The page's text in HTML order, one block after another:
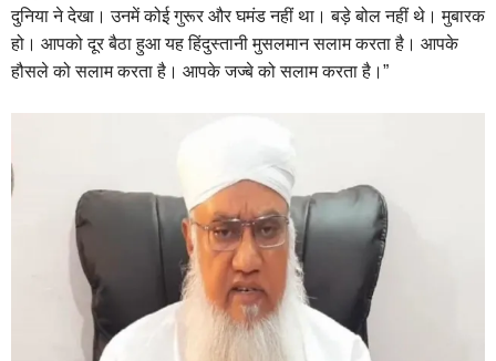
दुनिया ने देखा। उनमें कोई गुरूर और घमंड नहीं था। बड़े बोल नहीं थे। मुबारक
हो। आपको दूर बैठा हुआ यह हिंदुस्तानी मुसलमान सलाम करता है। आपके
हौसले को सलाम करता है। आपके जज्बे को सलाम करता है।”